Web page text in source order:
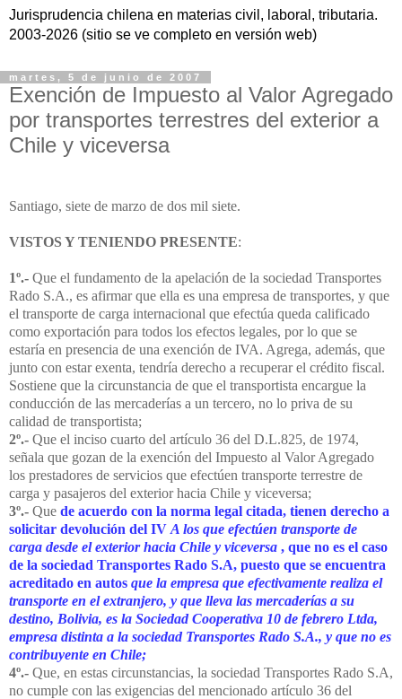
Jurisprudencia chilena en materias civil, laboral, tributaria.
2003-2026 (sitio se ve completo en versión web)
martes, 5 de junio de 2007
Exención de Impuesto al Valor Agregado
por transportes terrestres del exterior a
Chile y viceversa
Santiago, siete de marzo de dos mil siete.
VISTOS Y TENIENDO PRESENTE:
1º.- Que el fundamento de la apelación de la sociedad Transportes
Rado S.A., es afirmar que ella es una empresa de transportes, y que
el transporte de carga internacional que efectúa queda calificado
como exportación para todos los efectos legales, por lo que se
estaría en presencia de una exención de IVA. Agrega, además, que
junto con estar exenta, tendría derecho a recuperar el crédito fiscal.
Sostiene que la circunstancia de que el transportista encargue la
conducción de las mercaderías a un tercero, no lo priva de su
calidad de transportista;
2º.- Que el inciso cuarto del artículo 36 del D.L.825, de 1974,
señala que gozan de la exención del Impuesto al Valor Agregado
los prestadores de servicios que efectúen transporte terrestre de
carga y pasajeros del exterior hacia Chile y viceversa;
3º.- Que de acuerdo con la norma legal citada, tienen derecho a
solicitar devolución del IV A los que efectúen transporte de
carga desde el exterior hacia Chile y viceversa , que no es el caso
de la sociedad Transportes Rado S.A, puesto que se encuentra
acreditado en autos que la empresa que efectivamente realiza el
transporte en el extranjero, y que lleva las mercaderías a su
destino, Bolivia, es la Sociedad Cooperativa 10 de febrero Ltda,
empresa distinta a la sociedad Transportes Rado S.A., y que no es
contribuyente en Chile;
4º.- Que, en estas circunstancias, la sociedad Transportes Rado S.A,
no cumple con las exigencias del mencionado artículo 36 del